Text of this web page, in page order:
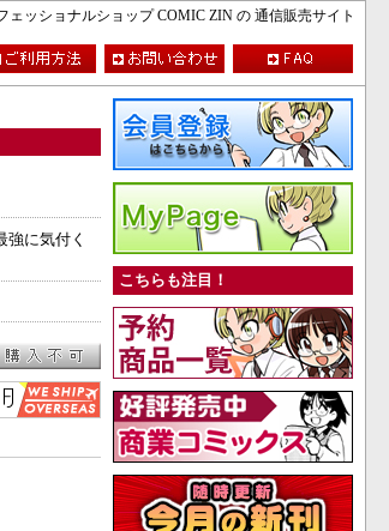
ッショナルショップ COMIC ZIN の 通信販売サイト
強に気付く
こちらも注目！